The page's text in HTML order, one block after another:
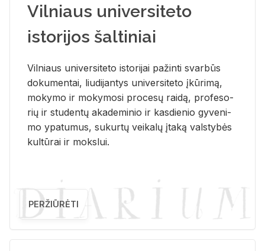
Vilniaus universiteto
istorijos šaltiniai
Vil­niaus uni­ver­si­te­to is­to­ri­jai pa­žin­ti svar­būs
do­ku­men­tai, liu­di­jan­tys uni­ver­si­te­to įkū­ri­mą,
mo­ky­mo ir mo­ky­mo­si pro­ce­sų rai­dą, pro­fe­so­
rių ir stu­den­tų aka­de­mi­nio ir kas­die­nio gy­ve­ni­
mo ypa­tu­mus, su­kur­tų vei­ka­lų įta­ką vals­ty­bės
kul­tū­rai ir moks­lui.
PERŽIŪRĖTI